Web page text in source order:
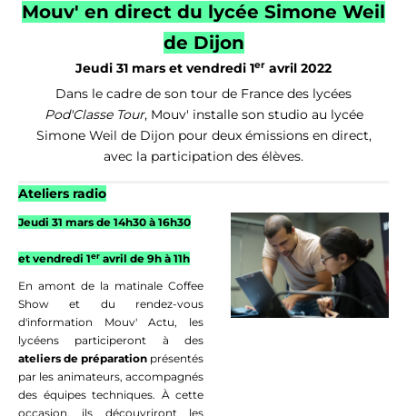
Mouv' en direct du lycée Simone Weil
de Dijon
Jeudi 31 mars et vendredi 1er avril 2022
Dans le cadre de son tour de France des lycées
Pod'Classe Tour, Mouv' installe son studio au lycée
Simone Weil de Dijon pour deux émissions en direct,
avec la participation des élèves.
Ateliers radio
Jeudi 31 mars de 14h30 à 16h30
et vendredi 1er avril de 9h à 11h
En amont de la matinale Coffee
Show et du rendez-vous
d'information Mouv' Actu, les
lycéens participeront à des
ateliers de préparation présentés
par les animateurs, accompagnés
des équipes techniques. Àcette
occasion, ils découvriront les